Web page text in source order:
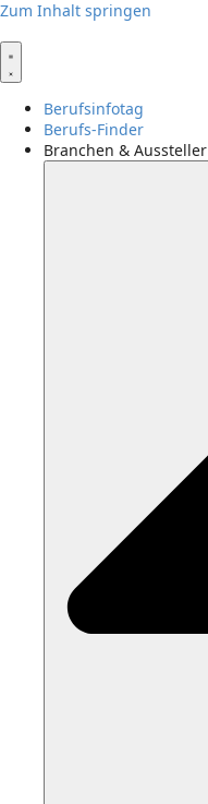
Zum Inhalt springen
Berufsinfotag
Berufs-Finder
Branchen & Aussteller